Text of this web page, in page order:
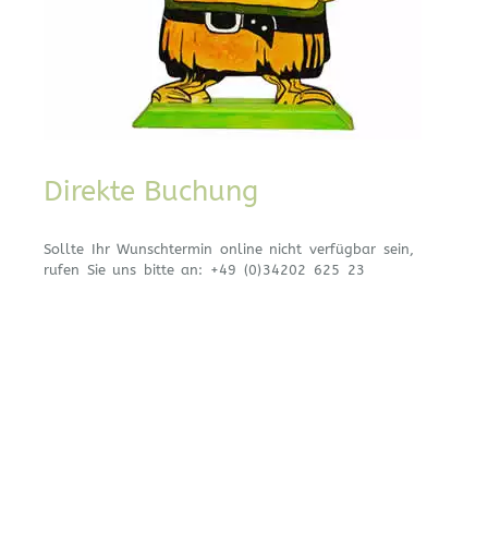
Direkte Buchung
Sollte Ihr Wunschtermin online nicht verfügbar sein,
rufen Sie uns bitte an: +49 (0)34202 625 23